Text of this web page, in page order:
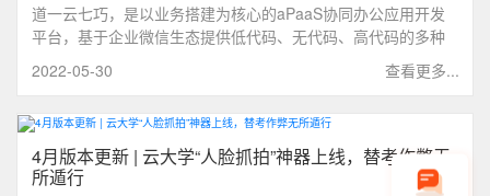
道一云七巧，是以业务搭建为核心的aPaaS协同办公应用开发
平台，基于企业微信生态提供低代码、无代码、高代码的多种
应用开发模式。通过表单、工作流、自定义页面/报表等建模引
擎实现积木式应用搭建，低代码能力上提供自定义IDE、
座能力，采用公有云+私有云的“双云驱动”模式，助力快速实现
个性化业务需求，全面覆盖管理场景。
查看更多...
2022-05-30
4月版本更新 | 云大学“人脸抓拍”神器上线，替考作弊无
所遁行